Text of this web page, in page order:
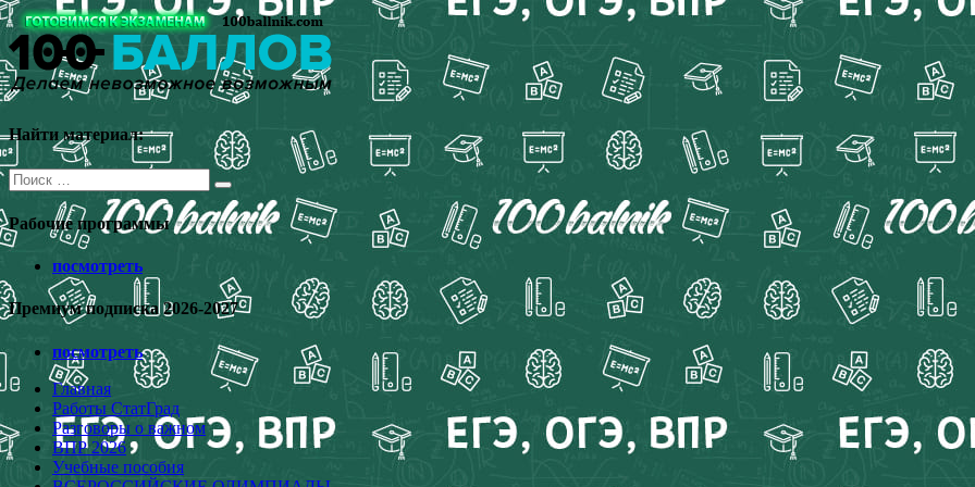
Перейти
к
содержимому
Найти материал:
Поиск
для:
Рабочие программы
посмотреть
Премиум подписка 2026-2027
посмотреть
Главная
Работы СтатГрад
Разговоры о важном
ВПР 2026
Учебные пособия